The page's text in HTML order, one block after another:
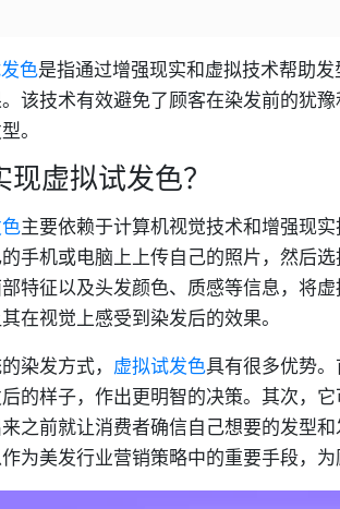
色是指通过增强现实和虚拟技术帮助
该技术有效避免了顾客在染发前的犹
。
现虚拟试发色？
主要依赖于计算机视觉技术和增强现
手机或电脑上上传自己的照片，然后
特征以及头发颜色、质感等信息，将
在视觉上感受到染发后的效果。
染发方式， 虚拟试发色具有很多优势
的样子，作出更明智的决策。其次，
之前就让消费者确信自己想要的发型
为美发行业营销策略中的重要手段，为